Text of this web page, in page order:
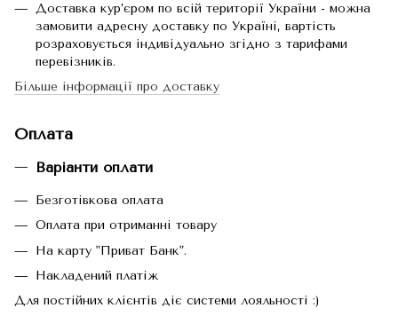
Доставка кур’єром по всій території України - можна
замовити адресну доставку по Україні, вартість
розраховується індивідуально згідно з тарифами
перевізників.
Більше інформації про доставку
Оплата
Варіанти оплати
Безготівкова оплата
Оплата при отриманні товару
На карту "Приват Банк".
Накладений платіж
Для постійних клієнтів діє системи лояльності :)